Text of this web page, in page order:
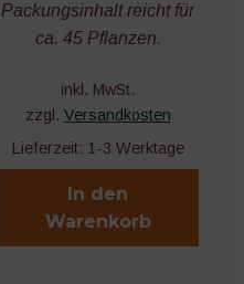
Packungsinhalt reicht für
ca. 45 Pflanzen.
inkl. MwSt.
zzgl. Versandkosten
Lieferzeit: 1-3 Werktage
In den
Warenkorb